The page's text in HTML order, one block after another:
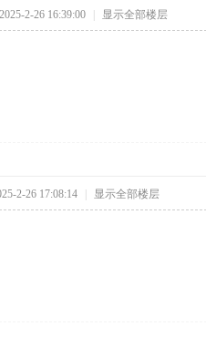
2-26 16:39:00 显示全部楼层
2-26 17:08:14 显示全部楼层